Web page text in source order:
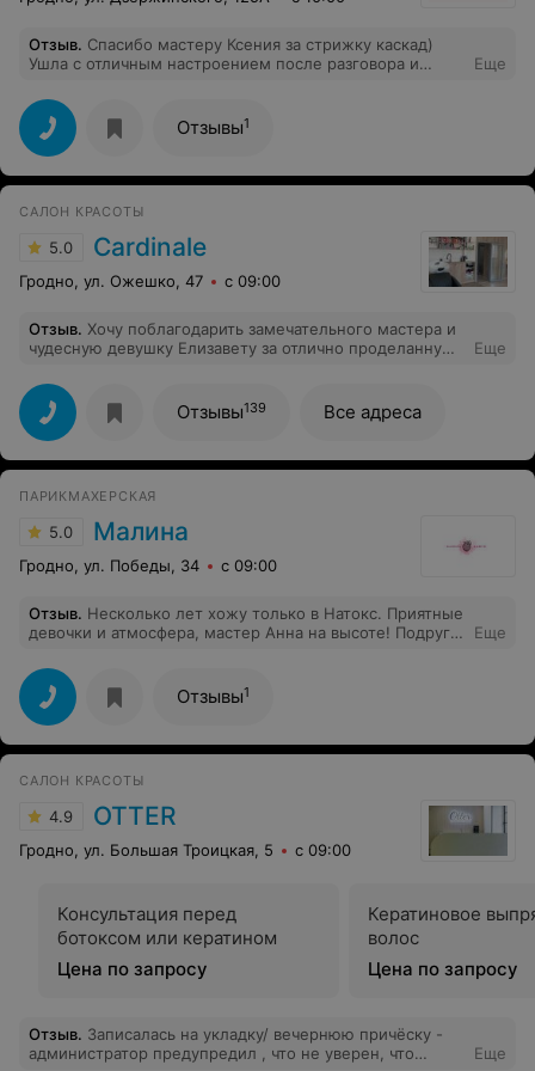
Отзыв. Спасибо мастеру Ксения за стрижку каскад)
Ушла с отличным настроением после разговора и
всем пожеланиям. Чудесный салон и сервис
Еще
Отзывы1
САЛОН КРАСОТЫ
5.0 Cardinale
Гродно, ул. Ожешко, 47 с 09:00
Отзыв. Хочу поблагодарить замечательного мастера и
чудесную девушку Елизавету за отлично проделанную
темного", очень переживала, но результат меня
порадовал. Мастер выслушала все пожелания,
бережно выполнила работу и дала правильные советы
по уходу за волосами, благодаря которым волосы
стали ещё более ухоженными и здоровыми. Отличный
раз.
Еще
Отзывы139 Все адреса
ПАРИКМАХЕРСКАЯ
5.0 Малина
Гродно, ул. Победы, 34 с 09:00
Отзыв. Несколько лет хожу только в Натокс. Приятные
девочки и атмосфера, мастер Анна на высоте! Подруги
довольны.
Еще
Отзывы1
САЛОН КРАСОТЫ
4.9 OTTER
Гродно, ул. Большая Троицкая, 5 с 09:00
Консультация перед
ботоксом или кератином
Цена по запросу
Кератиновое
волос
Цена по запросу
Отзыв. Записалась на укладку/ вечернюю причёску -
администратор предупредил , что не уверен, что
Еще